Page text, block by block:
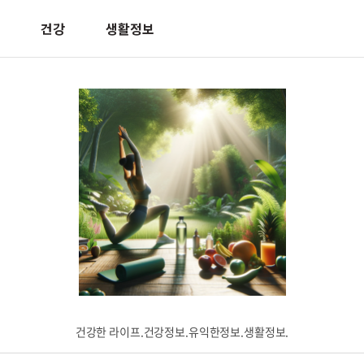
건강 생활정보
건강한 라이프.건강정보.유익한정보.생활정보.